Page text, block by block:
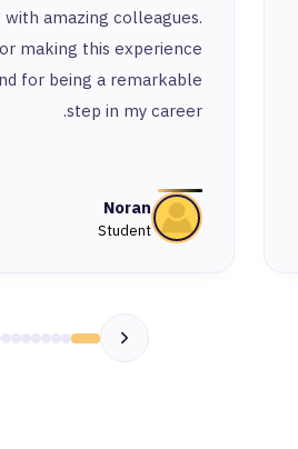
amazing colleagues.
making this experience
for being a remarkable
step in my career.
Noran
Student